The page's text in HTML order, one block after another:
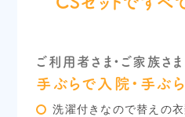
ご利用者さま・ご家族さま
手ぶらで入院・手ぶ
洗濯付きなので替えの